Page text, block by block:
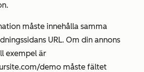
.
måste innehålla samma
URL. Om din annons
exempel är
demo måste fältet